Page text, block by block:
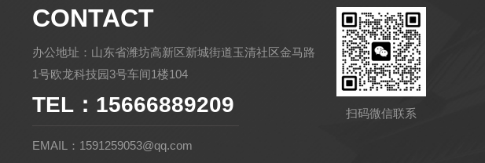
CONTACT
办公地址：山东省潍坊高新区新城街道玉清社区金马路
1号欧龙科技园3号车间1楼104
TEL：15666889209
EMAIL：1591259053@qq.com
扫码微信联系